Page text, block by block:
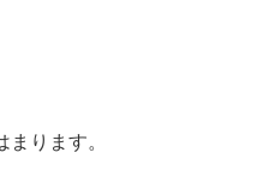
ります。